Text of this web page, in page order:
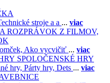
stroje a a ... viac
Z FILMOV,
Ako vycvičiť ... viac
SPOLOČENSKÉ HRY
hry, Párty hry, Dets ... viac